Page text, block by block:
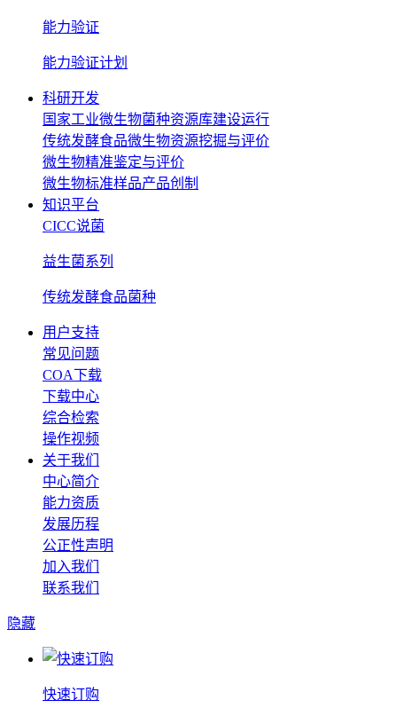
能力验证
能力验证计划
科研开发
国家工业微生物菌种资源库建设运行
传统发酵食品微生物资源挖掘与评价
微生物精准鉴定与评价
微生物标准样品产品创制
知识平台
CICC说菌
益生菌系列
传统发酵食品菌种
用户支持
常见问题
COA下载
下载中心
综合检索
操作视频
关于我们
中心简介
能力资质
发展历程
公正性声明
加入我们
联系我们
隐藏
快速订购